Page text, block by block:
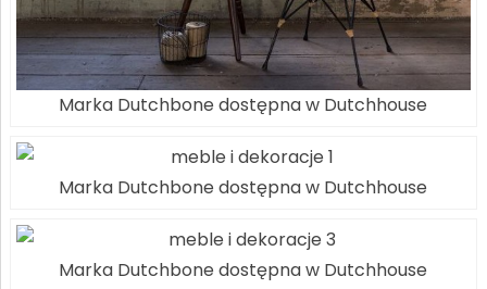
Marka Dutchbone dostępna w Dutchhouse
Marka Dutchbone dostępna w Dutchhouse
Marka Dutchbone dostępna w Dutchhouse